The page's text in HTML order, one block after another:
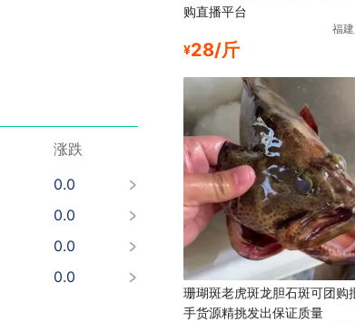
涨跌
购直播平台
福
¥28/斤
珊瑚斑老虎斑龙胆石斑可团购
手货源精挑发出保证质量